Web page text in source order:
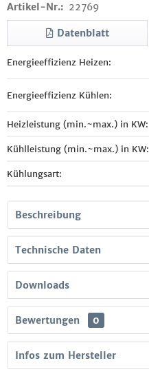
Artikel-Nr.: 22769
Datenblatt
Energieeffizienz Heizen:
Energieeffizienz Kühlen:
Heizleistung (min.~max.) in KW:
Kühlleistung (min.~max.) in KW:
Kühlungsart:
Beschreibung
Technische Daten
Downloads
Bewertungen 0
Infos zum Hersteller